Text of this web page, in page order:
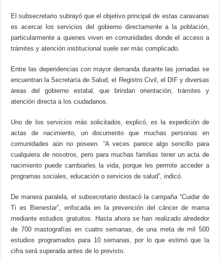
El subsecretario subrayó que el objetivo principal de estas caravanas
es acercar los servicios del gobierno directamente a la población,
particularmente a quienes viven en comunidades donde el acceso a
trámites y atención institucional suele ser más complicado.
Entre las dependencias con mayor demanda durante las jornadas se
encuentran la Secretaría de Salud, el Registro Civil, el DIF y diversas
áreas del gobierno estatal, que brindan orientación, trámites y
atención directa a los ciudadanos.
Uno de los servicios más solicitados, explicó, es la expedición de
actas de nacimiento, un documento que muchas personas en
comunidades aún no poseen. “A veces parece algo sencillo para
cualquiera de nosotros, pero para muchas familias tener un acta de
nacimiento puede cambiarles la vida, porque les permite acceder a
programas sociales, educación o servicios de salud”, indicó.
De manera paralela, el subsecretario destacó la campaña “Cuidar de
Ti es Bienestar”, enfocada en la prevención del cáncer de mama
mediante estudios gratuitos. Hasta ahora se han realizado alrededor
de 700 mastografías en cuatro semanas, de una meta de mil 500
estudios programados para 10 semanas, por lo que estimó que la
cifra será superada antes de lo previsto.